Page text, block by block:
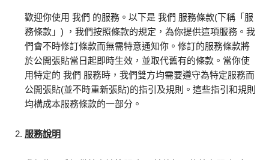
歡迎你使用 我們 的服務。以下是 我們 服務條款(下稱「服
務條款」) ，我們按照條款的規定，為你提供這項服務。我
們會不時修訂條款而無需特意通知你。修訂的服務條款將
於公開張貼當日起即時生效，並取代舊有的條款。當你使
用特定的 我們 服務時，我們雙方均需要遵守為特定服務而
公開張貼(並不時重新張貼)的指引及規則。這些指引和規則
均構成本服務條款的一部分。
服務說明